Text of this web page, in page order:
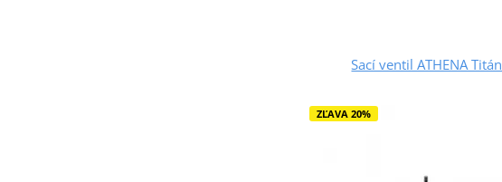
Sací ventil ATHENA Titán
ZĽAVA 20%